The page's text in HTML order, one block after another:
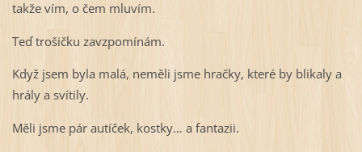
takže vím, o čem mluvím.
Teď trošičku zavzpomínám.
Když jsem byla malá, neměli jsme hračky, které by blikaly a
hrály a svítily.
Měli jsme pár autíček, kostky… a fantazii.